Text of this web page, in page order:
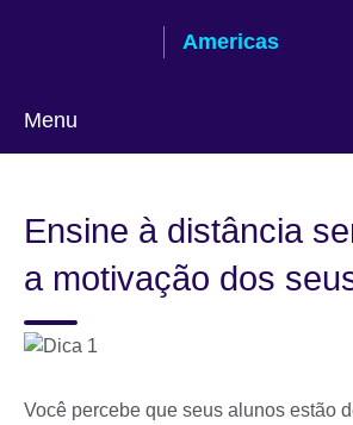
Americas
Menu
Ensine à distância
a motivação dos
Você percebe que seus alunos estão